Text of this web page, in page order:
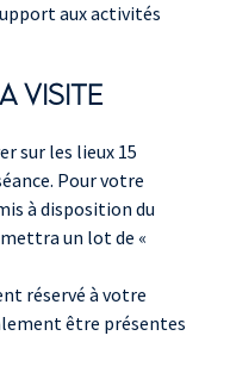
aux activités
VISITE
sur les lieux 15
Pour votre
à disposition du
un lot de «
réservé à votre
être présentes